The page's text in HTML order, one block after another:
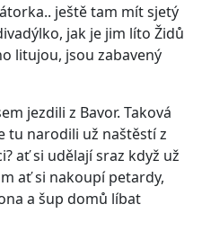
ještě tam mít sjetý
jak je jim líto Židů
litujou, jsou zabavený
jezdili z Bavor. Taková
tu narodili už naštěstí z
ať si udělají sraz když už
ať si nakoupí petardy,
a šup domů líbat